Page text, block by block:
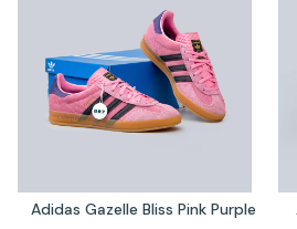
Adidas Gazelle Bliss Pink Purple